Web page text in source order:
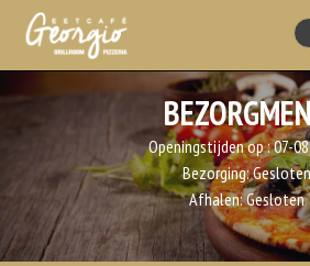
Openingstijden op :07-
Bezorging:Gesloten
Afhalen:Gesloten